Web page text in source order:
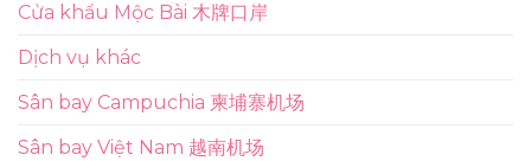
Cửa khẩu Mộc Bài 木牌口岸
Dịch vụ khác
Sân bay Campuchia 柬埔寨机场
Sân bay Việt Nam 越南机场